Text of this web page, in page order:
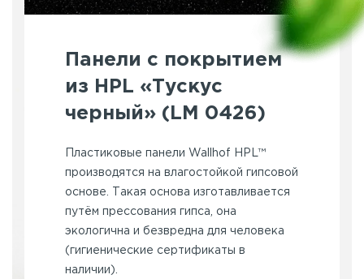
Панели с покрытием
из HPL «Тускус
черный» (LM 0426)
Пластиковые панели Wallhof HPL™
производятся на влагостойкой гипсовой
основе. Такая основа изготавливается
путём прессования гипса, она
экологична и безвредна для человека
(гигиенические сертификаты в
наличии).